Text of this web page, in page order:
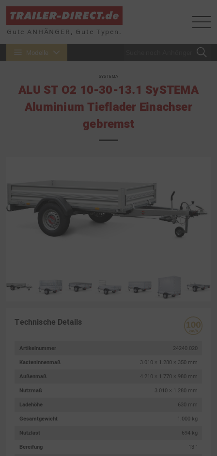
Gute ANHÄNGER, Gute Typen.
Modelle
SYSTEMA
ALU ST O2 10-30-13.1 SySTEMA
Aluminium Tieflader Einachser
gebremst
Technische Details
Artikelnummer
24240.020
Kasteninnenmaß
3.010 × 1.280 × 350 mm
Außenmaß
4.210 × 1.770 × 980 mm
Nutzmaß
3.010 × 1.280 mm
Ladehöhe
630 mm
Gesamtgewicht
1.000 kg
Nutzlast
694 kg
Bereifung
13 "